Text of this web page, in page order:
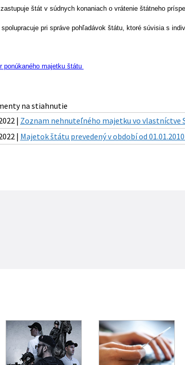
zastupuje štát v súdnych konaniach o vrátenie štátneho
spolupracuje pri správe pohľadávok štátu, ktoré súvisia s
ponúkaného majetku štátu
na stiahnutie
| Zoznam nehnuteľného majetku vo vlastníctve
| Majetok štátu prevedený v období od